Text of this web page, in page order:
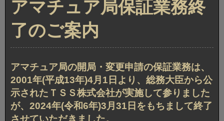
アマチュア局保証業務終
了のご案内
アマチュア局の開局・変更申請の保証業務は、
2001年(平成13年)4月1日より、総務大臣から公
示されたＴＳＳ株式会社が実施して参りました
が、2024年(令和6年)3月31日をもちまして終了
させていただきました。